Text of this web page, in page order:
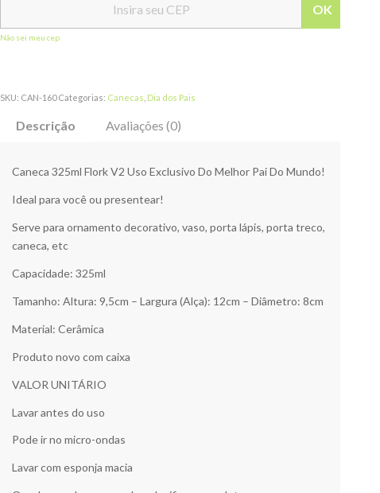
OK
Não sei meu cep
SKU: CAN-160 Categorias: Canecas Dia dos Pais
Descrição Avaliações (0)
Caneca 325ml Flork V2 Uso Exclusivo Do Melhor Pai Do Mundo!
Ideal para você ou presentear!
Serve para ornamento decorativo, vaso, porta lápis, porta treco,
caneca, etc
Capacidade: 325ml
Tamanho: Altura: 9,5cm – Largura (Alça): 12cm – Diâmetro: 8cm
Material: Cerâmica
Produto novo com caixa
VALOR UNITÁRIO
Lavar antes do uso
Pode ir no micro-ondas
Lavar com esponja macia